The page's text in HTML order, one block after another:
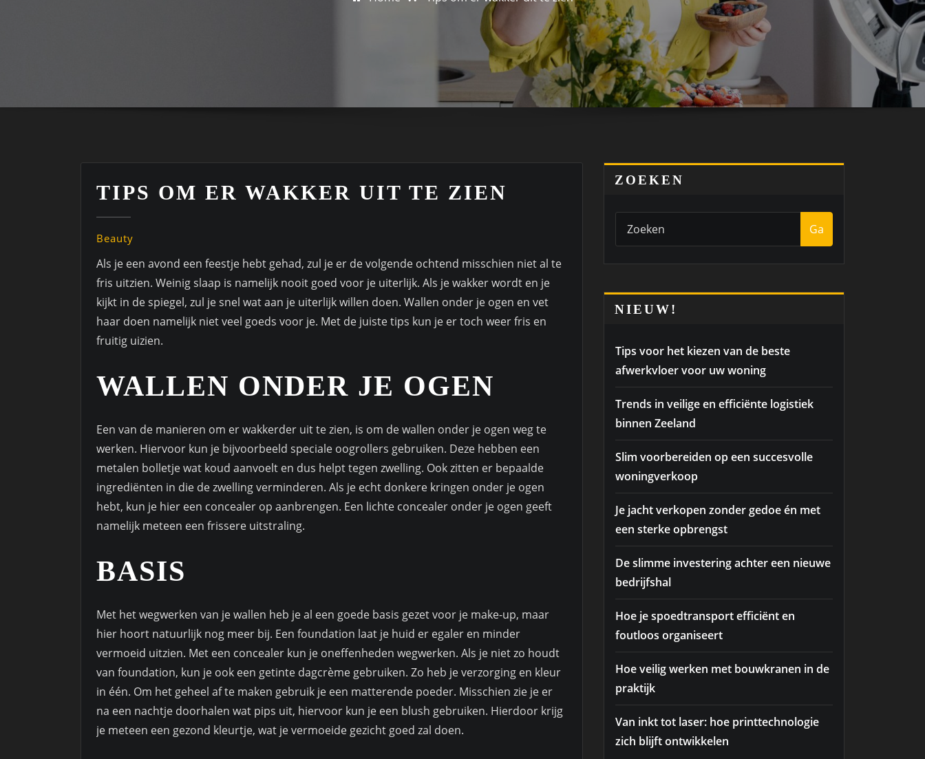
TIPS OM ER WAKKER UIT TE ZIEN
Beauty
Als je een avond een feestje hebt gehad, zul je er de volgende ochtend misschien niet al te
fris uitzien. Weinig slaap is namelijk nooit goed voor je uiterlijk. Als je wakker wordt en je
kijkt in de spiegel, zul je snel wat aan je uiterlijk willen doen. Wallen onder je ogen en vet
haar doen namelijk niet veel goeds voor je. Met de juiste tips kun je er toch weer fris en
fruitig uizien.
WALLEN ONDER JE OGEN
Een van de manieren om er wakkerder uit te zien, is om de wallen onder je ogen weg te
werken. Hiervoor kun je bijvoorbeeld speciale oogrollers gebruiken. Deze hebben een
metalen bolletje wat koud aanvoelt en dus helpt tegen zwelling. Ook zitten er bepaalde
ingrediënten in die de zwelling verminderen. Als je echt donkere kringen onder je ogen
hebt, kun je hier een concealer op aanbrengen. Een lichte concealer onder je ogen geeft
namelijk meteen een frissere uitstraling.
BASIS
Met het wegwerken van je wallen heb je al een goede basis gezet voor je make-up, maar
hier hoort natuurlijk nog meer bij. Een foundation laat je huid er egaler en minder
vermoeid uitzien. Met een concealer kun je oneffenheden wegwerken. Als je niet zo houdt
van foundation, kun je ook een getinte dagcrème gebruiken. Zo heb je verzorging en kleur
in één. Om het geheel af te maken gebruik je een matterende poeder. Misschien zie je er
na een nachtje doorhalen wat pips uit, hiervoor kun je een blush gebruiken. Hierdoor krijg
je meteen een gezond kleurtje, wat je vermoeide gezicht goed zal doen.
ZOEKEN
Ga
NIEUW!
Tips voor het kiezen van de beste
afwerkvloer voor uw woning
Trends in veilige en efficiënte logistiek
binnen Zeeland
Slim voorbereiden op een succesvolle
woningverkoop
Je jacht verkopen zonder gedoe én met
een sterke opbrengst
De slimme investering achter een nieuwe
bedrijfshal
Hoe je spoedtransport efficiënt en
foutloos organiseert
Hoe veilig werken met bouwkranen in de
praktijk
Van inkt tot laser: hoe printtechnologie
zich blijft ontwikkelen